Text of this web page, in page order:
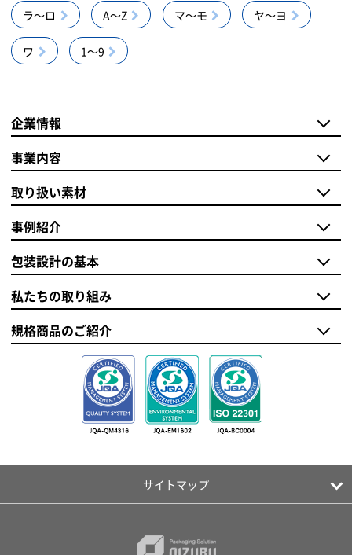
ラ～ロ A～Z マ～モ ヤ～ヨ
ワ 1～9
企業情報
事業内容
取り扱い素材
事例紹介
包装設計の基本
私たちの取り組み
規格商品のご紹介
サイトマップ